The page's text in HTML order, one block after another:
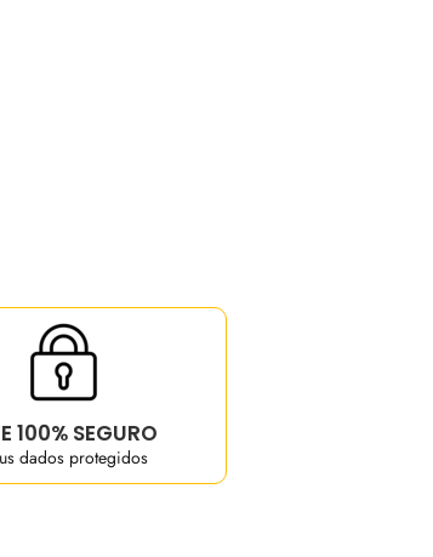
100% SEGURO
dados protegidos